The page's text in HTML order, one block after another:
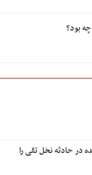
حادثه نخل تقی را